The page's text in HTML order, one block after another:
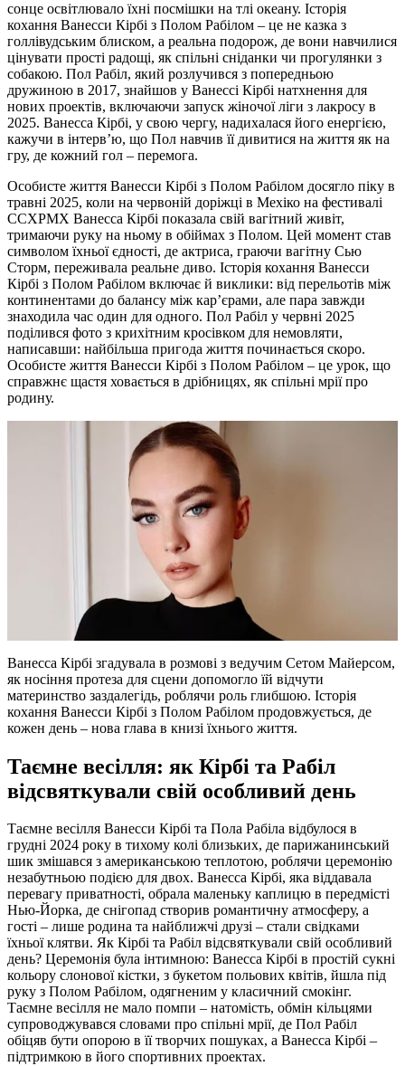
сонце освітлювало їхні посмішки на тлі океану. Історія
кохання Ванесси Кірбі з Полом Рабілом – це не казка з
голлівудським блиском, а реальна подорож, де вони навчилися
цінувати прості радощі, як спільні сніданки чи прогулянки з
собакою. Пол Рабіл, який розлучився з попередньою
дружиною в 2017, знайшов у Ванессі Кірбі натхнення для
нових проектів, включаючи запуск жіночої ліги з лакросу в
2025. Ванесса Кірбі, у свою чергу, надихалася його енергією,
кажучи в інтерв’ю, що Пол навчив її дивитися на життя як на
гру, де кожний гол – перемога.
Особисте життя Ванесси Кірбі з Полом Рабілом досягло піку в
травні 2025, коли на червоній доріжці в Мехіко на фестивалі
CCXPMX Ванесса Кірбі показала свій вагітний живіт,
тримаючи руку на ньому в обіймах з Полом. Цей момент став
символом їхньої єдності, де актриса, граючи вагітну Сью
Сторм, переживала реальне диво. Історія кохання Ванесси
Кірбі з Полом Рабілом включає й виклики: від перельотів між
континентами до балансу між кар’єрами, але пара завжди
знаходила час один для одного. Пол Рабіл у червні 2025
поділився фото з крихітним кросівком для немовляти,
написавши: найбільша пригода життя починається скоро.
Особисте життя Ванесси Кірбі з Полом Рабілом – це урок, що
справжнє щастя ховається в дрібницях, як спільні мрії про
родину.
Ванесса Кірбі згадувала в розмові з ведучим Сетом Майерсом,
як носіння протеза для сцени допомогло їй відчути
материнство заздалегідь, роблячи роль глибшою. Історія
кохання Ванесси Кірбі з Полом Рабілом продовжується, де
кожен день – нова глава в книзі їхнього життя.
Таємне весілля: як Кірбі та Рабіл
відсвяткували свій особливий день
Таємне весілля Ванесси Кірбі та Пола Рабіла відбулося в
грудні 2024 року в тихому колі близьких, де парижанинський
шик змішався з американською теплотою, роблячи церемонію
незабутньою подією для двох. Ванесса Кірбі, яка віддавала
перевагу приватності, обрала маленьку каплицю в передмісті
Нью-Йорка, де снігопад створив романтичну атмосферу, а
гості – лише родина та найближчі друзі – стали свідками
їхньої клятви. Як Кірбі та Рабіл відсвяткували свій особливий
день? Церемонія була інтимною: Ванесса Кірбі в простій сукні
кольору слонової кістки, з букетом польових квітів, йшла під
руку з Полом Рабілом, одягненим у класичний смокінг.
Таємне весілля не мало помпи – натомість, обмін кільцями
супроводжувався словами про спільні мрії, де Пол Рабіл
обіцяв бути опорою в її творчих пошуках, а Ванесса Кірбі –
підтримкою в його спортивних проектах.